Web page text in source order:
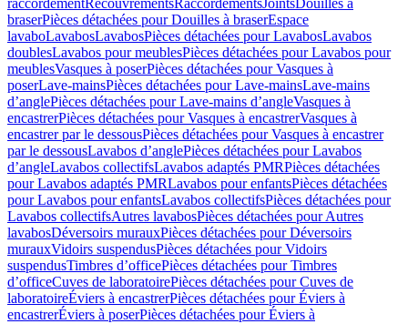
raccordementRecouvrementsRaccordementsJointsDouilles à
braserPièces détachées pour Douilles à braserEspace
lavaboLavabosLavabosPièces détachées pour LavabosLavabos
doublesLavabos pour meublesPièces détachées pour Lavabos pour
meublesVasques à poserPièces détachées pour Vasques à
poserLave-mainsPièces détachées pour Lave-mainsLave-mains
d’anglePièces détachées pour Lave-mains d’angleVasques à
encastrerPièces détachées pour Vasques à encastrerVasques à
encastrer par le dessousPièces détachées pour Vasques à encastrer
par le dessousLavabos d’anglePièces détachées pour Lavabos
d’angleLavabos collectifsLavabos adaptés PMRPièces détachées
pour Lavabos adaptés PMRLavabos pour enfantsPièces détachées
pour Lavabos pour enfantsLavabos collectifsPièces détachées pour
Lavabos collectifsAutres lavabosPièces détachées pour Autres
lavabosDéversoirs murauxPièces détachées pour Déversoirs
murauxVidoirs suspendusPièces détachées pour Vidoirs
suspendusTimbres dʼofficePièces détachées pour Timbres
dʼofficeCuves de laboratoirePièces détachées pour Cuves de
laboratoireÉviers à encastrerPièces détachées pour Éviers à
encastrerÉviers à poserPièces détachées pour Éviers à